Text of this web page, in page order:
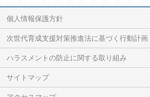
個人情報保護方針
次世代育成支援対策推進法に基づく行動計画
ハラスメントの防止に関する取り組み
サイトマップ